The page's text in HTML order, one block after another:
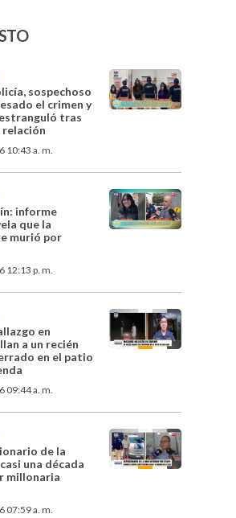
sospechoso
el crimen y
tras
10:43 a. m.
informe
que la
murió por
12:13 p. m.
en
a un recién
en el patio
09:44 a. m.
de la
una década
millonaria
07:59 a. m.